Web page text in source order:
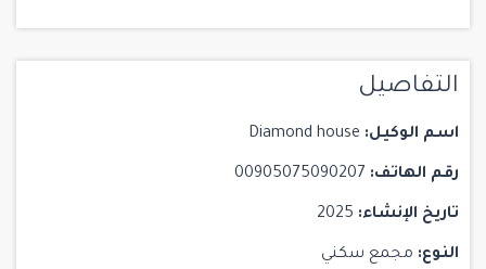
التفاصيل
اسم الوكيل:
رقم الهاتف:
تاريخ الإنشاء:
النوع: مجمع سكني